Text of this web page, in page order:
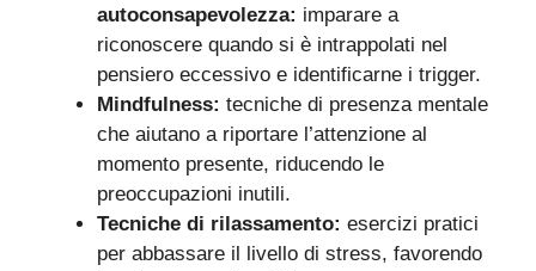
autoconsapevolezza: imparare a
riconoscere quando si è intrappolati nel
pensiero eccessivo e identificarne i trigger.
Mindfulness: tecniche di presenza mentale
che aiutano a riportare l’attenzione al
momento presente, riducendo le
preoccupazioni inutili.
Tecniche di rilassamento: esercizi pratici
per abbassare il livello di stress, favorendo